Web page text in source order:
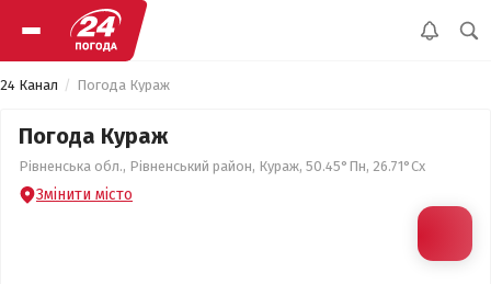
24 Канал Погода Кураж
Погода Кураж
Рівненська обл., Рівненський район, Кураж, 50.45°Пн, 26.71°Сх
Змінити місто